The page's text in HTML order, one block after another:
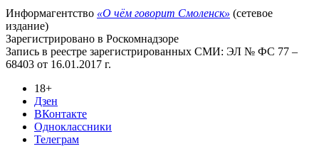
Информагентство «О чём говорит Смоленск» (сетевое
издание)
Зарегистрировано в Роскомнадзоре
Запись в реестре зарегистрированных СМИ: ЭЛ № ФС 77 –
68403 от 16.01.2017 г.
18+
Дзен
ВКонтакте
Одноклассники
Телеграм